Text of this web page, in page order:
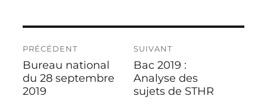
de
l’article
PRÉCÉDENT
Publication
précédente :
Bureau national
du 28 septembre
2019
SUIVANT
Publication
suivante :
Bac 2019 :
Analyse des
sujets de STHR